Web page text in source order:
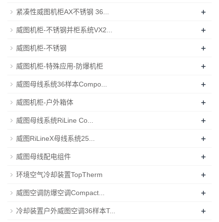
紧凑性威图机柜AX不锈钢 36... +
威图机柜-不锈钢并柜系统VX2... +
威图机柜-不锈钢 +
威图机柜-特殊应用-防爆机柜 +
威图母线系统36样本Compo... +
威图机柜-户外箱体 +
威图母线系统RiLine Co... +
威图RiLineX母线系统25... +
威图母线配电组件 +
环境空气冷却装置TopTherm +
威图空调防爆空调Compact... +
冷却装置户外威图空调36样本T... +